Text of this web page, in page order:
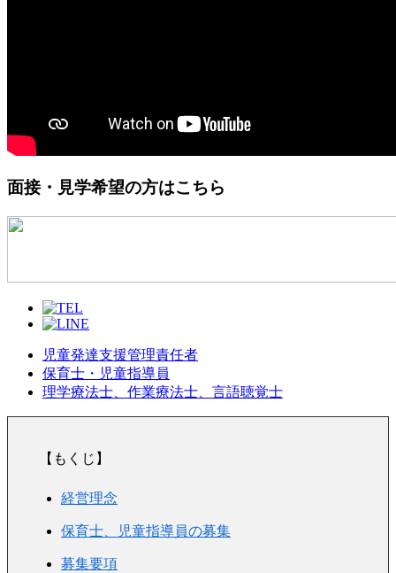
面接・見学希望の方はこちら
児童発達支援管理責任者
保育士・児童指導員
理学療法士、作業療法士、言語聴覚士
【もくじ】
経営理念
保育士、児童指導員の募集
募集要項